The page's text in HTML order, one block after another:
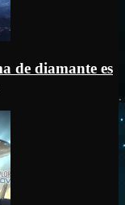
de diamante es